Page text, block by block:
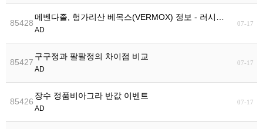
85428
메벤다졸, 헝가리산 베목스(VERMOX) 정보 - 러시…
AD
07-17
85427
구구정과 팔팔정의 차이점 비교
AD
07-17
85426
장수 정품비아그라 반값 이벤트
AD
07-17